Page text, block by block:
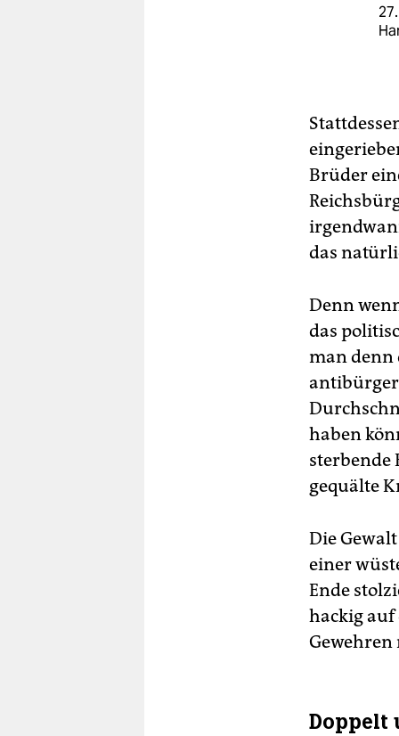
Brüder
das
Denn
das
man denn
haben
sterbende
gequälte
Die
einer
Ende
hackig auf
Gewehren
Doppelt